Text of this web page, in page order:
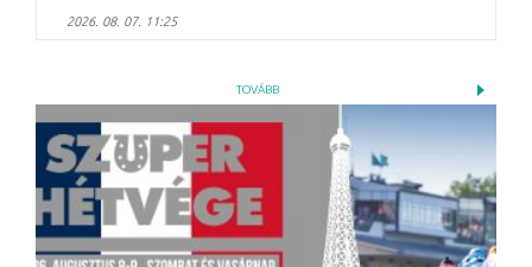
2026. 08. 07. 11:25
TOVÁBB